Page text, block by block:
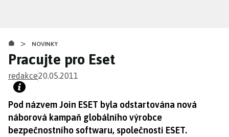
obsahu
> NOVINKY
Pracujte pro Eset
redakce20.05.2011
Pod názvem Join ESET byla odstartována nová
náborová kampaň globálního výrobce
bezpečnostního softwaru, společnosti ESET.